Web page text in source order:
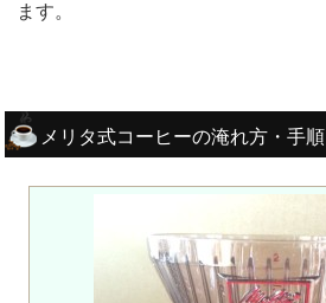
ます。
メリタ式コーヒーの淹れ方・手順